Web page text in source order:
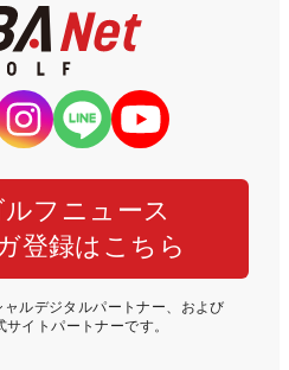
フニュース
登録はこちら
ルデジタルパートナー、および
サイトパートナーです。